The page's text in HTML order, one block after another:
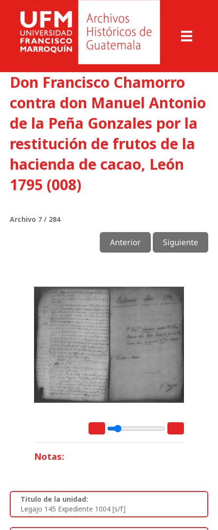
Don Francisco Chamorro
contra don Manuel Antonio
de la Peña Gonzales por la
restitución de frutos de la
hacienda de cacao, León
1795 (008)
Archivo 7 / 284
Anterior Siguiente
Notas:
Titulo de la unidad:
Legajo 145 Expediente 1004 [s/f]